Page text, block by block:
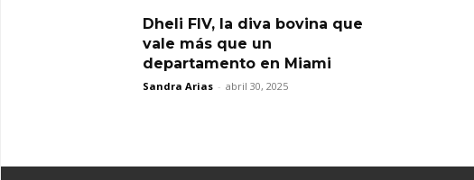
Dheli FIV, la diva bovina que
vale más que un
departamento en Miami
Sandra Arias - abril 30, 2025